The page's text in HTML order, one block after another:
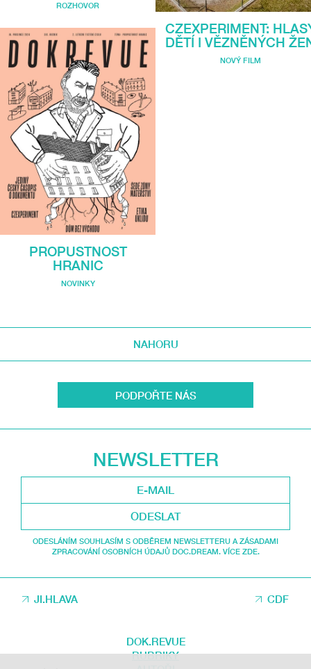
ROZHOVOR
PROPUSTNOST
HRANIC
NOVINKY
CZEXPERIMENT:
DĚTÍ I VĚZNĚNÝCH
NOVÝ FILM
NAHORU
PODPOŘTE NÁS
NEWSLETTER
ODESLAT
ODESLÁNÍM SOUHLASÍM S ODBĚREM NEWSLETTERU A ZÁSADAMI
ZPRACOVÁNÍ OSOBNÍCH ÚDAJŮ DOC.DREAM. VÍCE ZDE.
JI.HLAVA CDF
DOK.REVUE
RUBRIKY